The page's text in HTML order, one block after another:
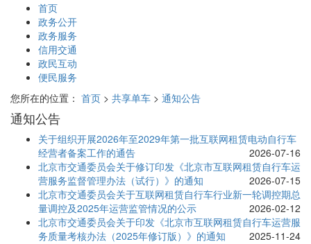
首页
政务公开
政务服务
信用交通
政民互动
便民服务
您所在的位置： 首页 > 共享单车 > 通知公告
通知公告
关于组织开展2026年至2029年第一批互联网租赁电动自行车
经营者备案工作的通告
2026-07-16
北京市交通委员会关于修订印发《北京市互联网租赁自行车运
营服务监督管理办法（试行）》的通知
2026-07-15
北京市交通委员会关于互联网租赁自行车行业新一轮调控期总
量调控及2025年运营监管情况的公示
2026-02-12
北京市交通委员会关于印发《北京市互联网租赁自行车运营服
务质量考核办法（2025年修订版）》的通知
2025-11-24